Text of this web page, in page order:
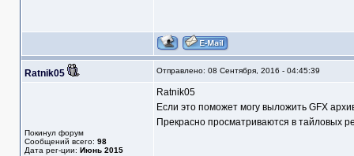
Ratnik05 Отправлено: 08 Сентября, 2016 - 04:45:39
Покинул форум
Сообщений всего: 98
Дата рег-ции: Июнь 2015
Ratnik05
Если это поможет могу выложить GFX
Прекрасно просматриваются в тайловых